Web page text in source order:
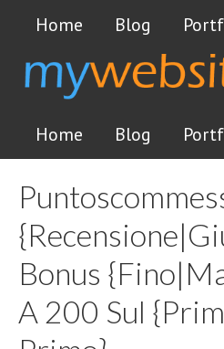
Home Blog
Home Blog
Bonus
A 200 Sul